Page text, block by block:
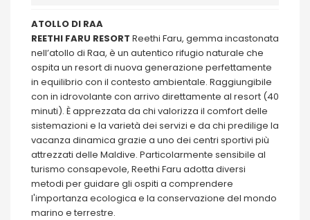
ATOLLO DI RAA
REETHI FARU RESORT Reethi Faru, gemma incastonata
nell’atollo di Raa, è un autentico rifugio naturale che
ospita un resort di nuova generazione perfettamente
in equilibrio con il contesto ambientale. Raggiungibile
con in idrovolante con arrivo direttamente al resort (40
minuti). È apprezzata da chi valorizza il comfort delle
sistemazioni e la varietà dei servizi e da chi predilige la
vacanza dinamica grazie a uno dei centri sportivi più
attrezzati delle Maldive. Particolarmente sensibile al
turismo consapevole, Reethi Faru adotta diversi
metodi per guidare gli ospiti a comprendere
l'importanza ecologica e la conservazione del mondo
marino e terrestre.